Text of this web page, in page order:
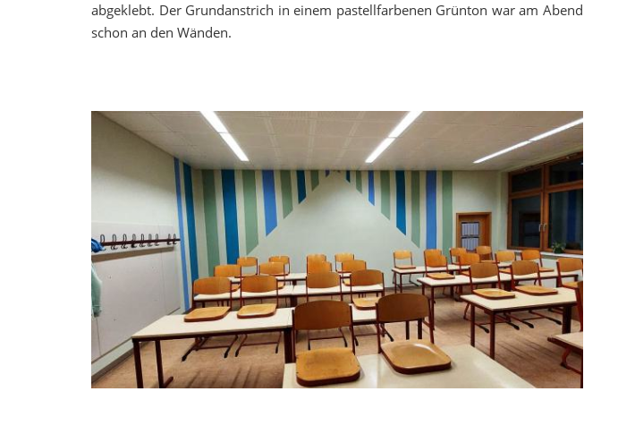
abgeklebt. Der Grundanstrich in einem pastellfarbenen Grünton war am Abend
schon an den Wänden.